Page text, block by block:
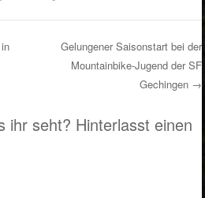
Gelungener Saisonstart bei der
Mountainbike-Jugend der SF
Gechingen →
ihr seht? Hinterlasst einen